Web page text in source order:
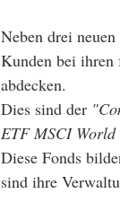
Neben drei neuen
Kunden bei ihren
abdecken.
Dies sind der
ETF MSCI
Diese Fonds
sind ihre